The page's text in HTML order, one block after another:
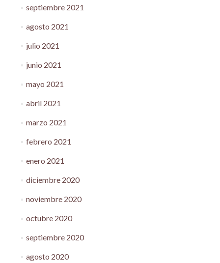
septiembre 2021
agosto 2021
julio 2021
junio 2021
mayo 2021
abril 2021
marzo 2021
febrero 2021
enero 2021
diciembre 2020
noviembre 2020
octubre 2020
septiembre 2020
agosto 2020